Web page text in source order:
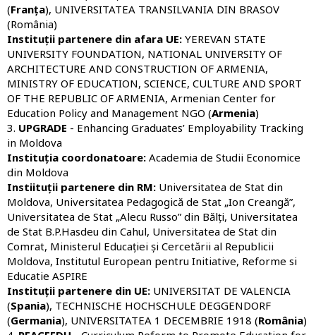
(Franța), UNIVERSITATEA TRANSILVANIA DIN BRASOV
(România)
Instituții partenere din afara UE: YEREVAN STATE
UNIVERSITY FOUNDATION, NATIONAL UNIVERSITY OF
ARCHITECTURE AND CONSTRUCTION OF ARMENIA,
MINISTRY OF EDUCATION, SCIENCE, CULTURE AND SPORT
OF THE REPUBLIC OF ARMENIA, Armenian Center for
Education Policy and Management NGO (Armenia)
3. UPGRADE - Enhancing Graduates’ Employability Tracking
in Moldova
Instituția coordonatoare: Academia de Studii Economice
din Moldova
Instiituții partenere din RM: Universitatea de Stat din
Moldova, Universitatea Pedagogică de Stat „Ion Creangă”,
Universitatea de Stat „Alecu Russo” din Bălți, Universitatea
de Stat B.P.Hasdeu din Cahul, Universitatea de Stat din
Comrat, Ministerul Educației și Cercetării al Republicii
Moldova, Institutul European pentru Initiative, Reforme si
Educatie ASPIRE
Instituții partenere din UE: UNIVERSITAT DE VALENCIA
(Spania), TECHNISCHE HOCHSCHULE DEGGENDORF
(Germania), UNIVERSITATEA 1 DECEMBRIE 1918 (România)